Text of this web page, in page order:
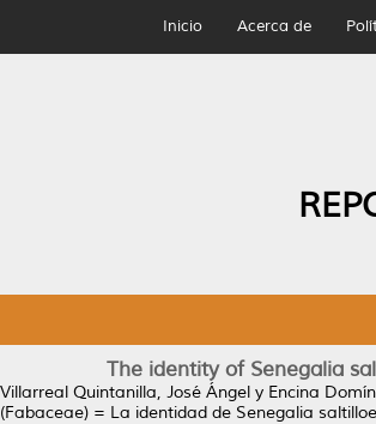
Inicio Acerca de
The identity of Senegalia
Villarreal Quintanilla, José Ángel y Encina
(Fabaceae) = La identidad de Senegalia